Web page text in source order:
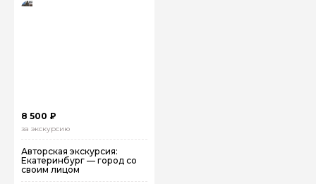
8 500 ₽
за экскурсию
Авторская экскурсия:
Екатеринбург — город со
своим лицом
Ваша электронная почта